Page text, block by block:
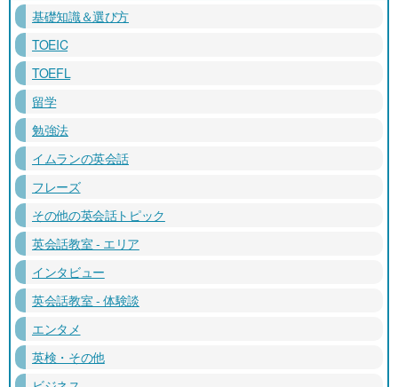
基礎知識＆選び方
TOEIC
TOEFL
留学
勉強法
イムランの英会話
フレーズ
その他の英会話トピック
英会話教室 - エリア
インタビュー
英会話教室 - 体験談
エンタメ
英検・その他